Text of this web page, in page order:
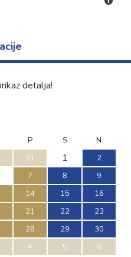
detalja!
P S
N
31 1 2
7 8
9
14 15
16
21 22
23
28 29
30
4 5 6